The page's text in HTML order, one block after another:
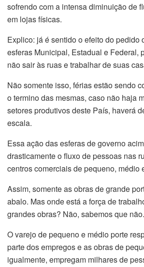
sofrendo com a intensa diminuição de
em lojas físicas.
Explico: já é sentido o efeito do pedido
esferas Municipal, Estadual e Federal,
não sair às ruas e trabalhar de suas
Não somente isso, férias estão sendo
o termino das mesmas, caso não haja
setores produtivos deste País, haverá
escala.
Essa ação das esferas de governo
drasticamente o fluxo de pessoas nas
centros comerciais de pequeno, médio
Assim, somente as obras de grande
abalo. Mas onde está a força de
grandes obras? Não, sabemos que não.
O varejo de pequeno e médio porte
parte dos empregos e as obras de
igualmente, empregam milhares de